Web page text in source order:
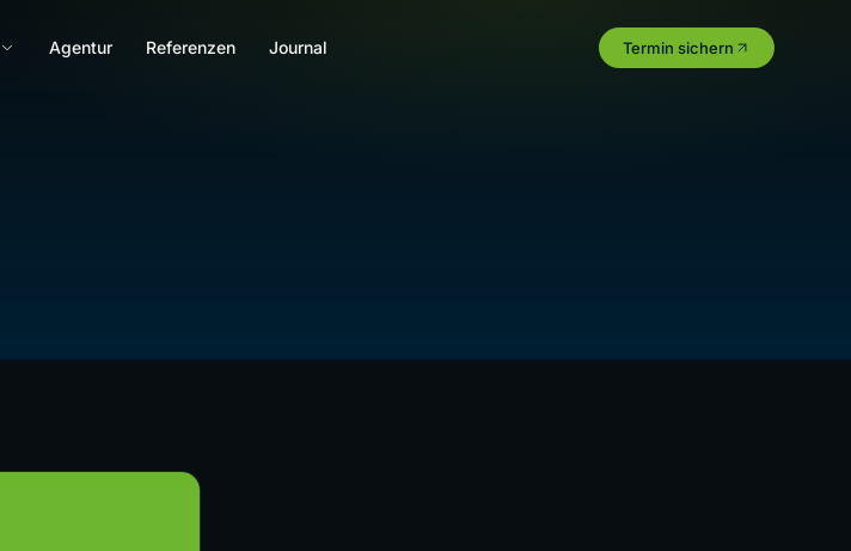
Agentur Referenzen Journal Termin sichern